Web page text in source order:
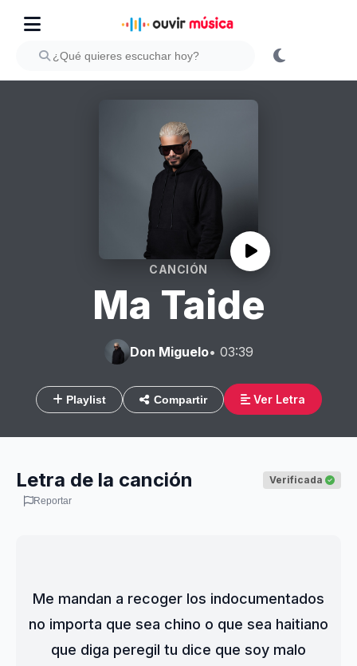
CANCIÓN
Ma Taide
Don Miguelo• 03:39
Playlist Compartir Ver Letra
Letra de la canción Verificada
Reportar
Me mandan a recoger los indocumentados
no importa que sea chino o que sea haitiano
que diga peregil tu dice que soy malo